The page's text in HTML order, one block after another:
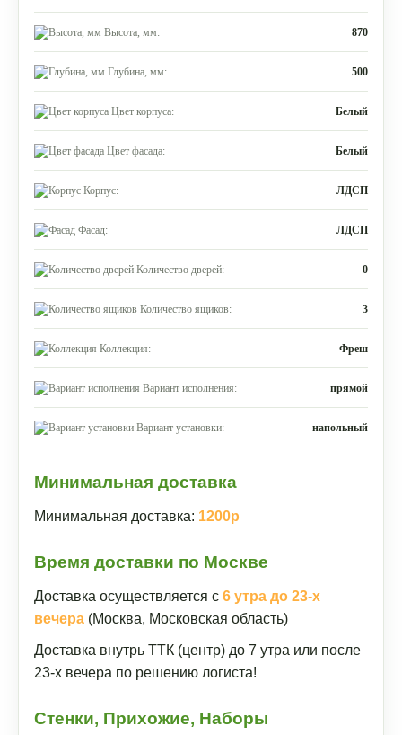
Высота, мм: 870
Глубина, мм: 500
Цвет корпуса: Белый
Цвет фасада: Белый
Корпус: ЛДСП
Фасад: ЛДСП
Количество дверей: 0
Количество ящиков: 3
Коллекция: Фреш
Вариант исполнения: прямой
Вариант установки: напольный
Минимальная доставка
Минимальная доставка: 1200р
Время доставки по Москве
Доставка осуществляется с 6 утра до 23-х
вечера (Москва, Московская область)
Доставка внутрь ТТК (центр) до 7 утра или после
23-х вечера по решению логиста!
Стенки, Прихожие, Наборы